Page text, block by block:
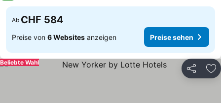
Ab CHF 584
Preise von 6 Websites anzeigen Preise sehen
Teilen
Beliebte Wahl